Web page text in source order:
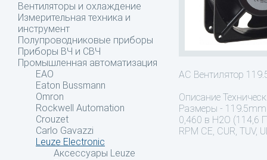
Вентиляторы и охлаждение
Измерительная техника и
инструмент
Полупроводниковые приборы
Приборы ВЧ и СВЧ
Промышленная автоматизация
EAO
Eaton Bussmann
Omron
Rockwell Automation
Crouzet
Carlo Gavazzi
Leuze Electronic
Аксессуары Leuze
AC Вентилятор
Описание
Размеры -
0,460 в H2O (114,6
RPM CE, CUR,